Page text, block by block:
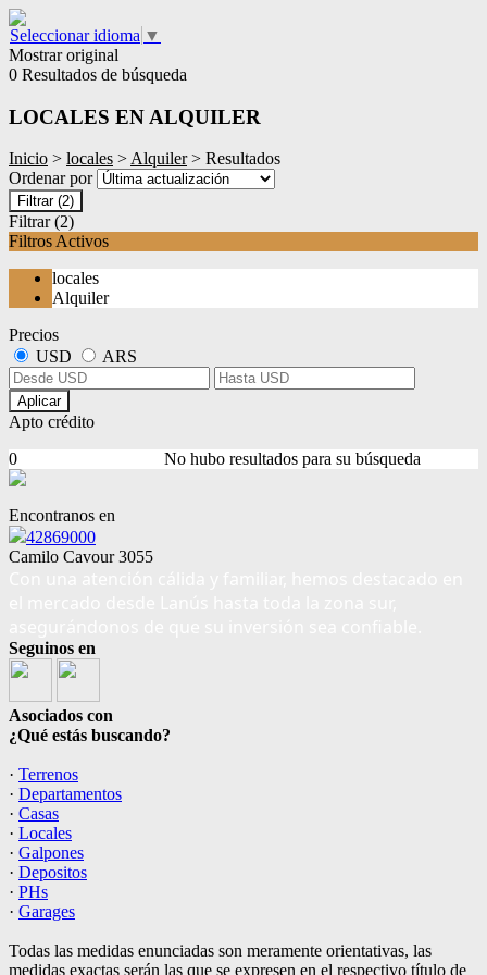
Seleccionar idioma ▼
Mostrar original
0 Resultados de búsqueda
LOCALES EN ALQUILER
Inicio > locales >Alquiler> Resultados
Ordenar por
Filtrar (2)
Filtrar (2)
Filtros Activos
locales
Alquiler
Precios
USD
ARS
Aplicar
Apto crédito
No hubo resultados para su búsqueda
0
Encontranos en
42869000
Camilo Cavour 3055
Seguinos en
Asociados con
¿Qué estás buscando?
· Terrenos
· Departamentos
· Casas
· Locales
· Galpones
· Depositos
· PHs
· Garages
Todas las medidas enunciadas son meramente orientativas, las
medidas exactas serán las que se expresen en el respectivo título de